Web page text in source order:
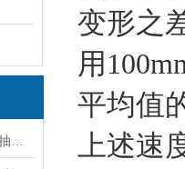
变形之
用
平均值
上述